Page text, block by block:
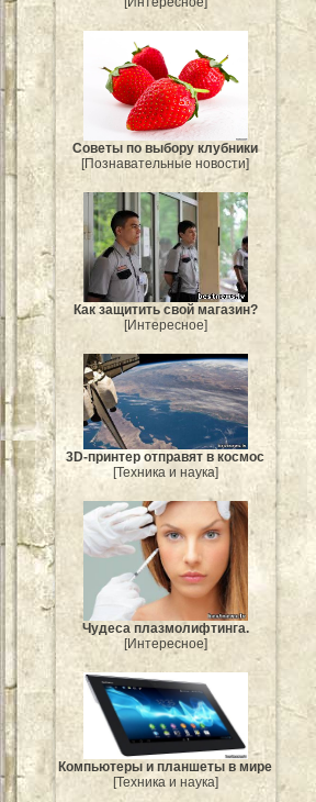
Советы по выбору клубники
[Познавательные новости]
Как защитить свой магазин?
[Интересное]
3D-принтер отправят в космос
[Техника и наука]
Чудеса плазмолифтинга.
[Интересное]
Компьютеры и планшеты в мире
[Техника и наука]